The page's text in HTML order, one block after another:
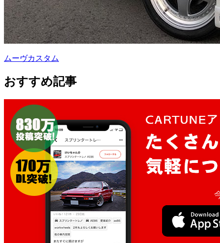
ムーヴカスタム
おすすめ記事